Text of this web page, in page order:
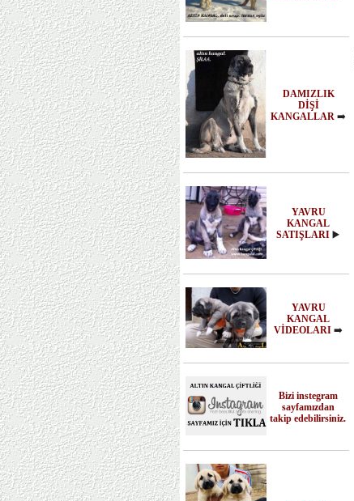
DAMIZLIK
DİŞİ
KANGALLAR ➡️
YAVRU
KANGAL
SATIŞLARI ▶️
YAVRU
KANGAL
VİDEOLARI ➡️
Bizi instegram
sayfamızdan
takip edebilirsiniz.